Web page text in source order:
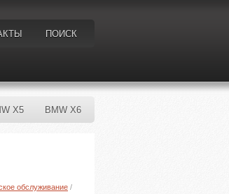
ПОИСК
X5 BMW X6
обслуживание /